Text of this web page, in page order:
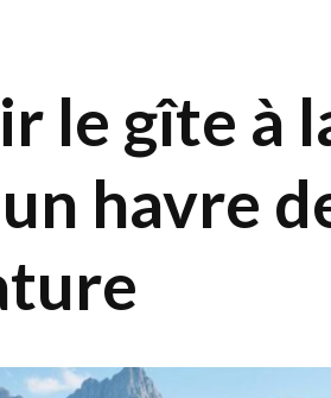
le gîte à
havre